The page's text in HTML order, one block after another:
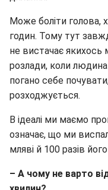
Може боліти голова,
годин. Тому тут
не вистачає якихось
розлади, коли
погано себе
розходжується.
В ідеалі ми маємо
означає, що ми
мляві й 100 разів
– А чому не варто